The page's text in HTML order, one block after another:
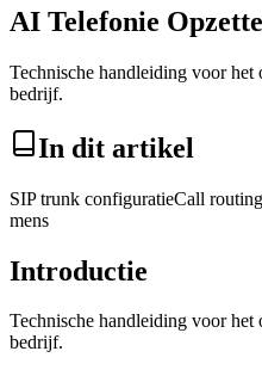
AI Telefonie
Technische handleiding voor
bedrijf.
In dit artikel
SIP trunk configuratieCall routing
mens
Introductie
Technische handleiding voor
bedrijf.